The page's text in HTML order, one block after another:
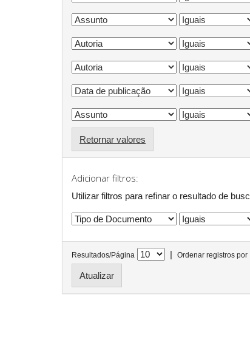
Retornar valores
Adicionar filtros:
Utilizar filtros para refinar o resultado de
Resultados/Página | Ordenar registros por